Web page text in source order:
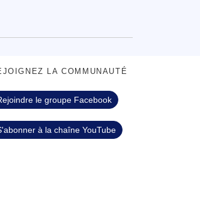
LA COMMUNAUTÉ
le groupe Facebook
à la chaîne YouTube